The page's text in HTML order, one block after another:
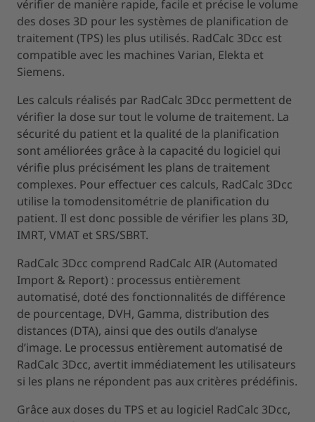
vérifier de manière rapide, facile et précise le volume
des doses 3D pour les systèmes de planification de
traitement (TPS) les plus utilisés. RadCalc 3Dcc est
compatible avec les machines Varian, Elekta et
Siemens.
Les calculs réalisés par RadCalc 3Dcc permettent de
vérifier la dose sur tout le volume de traitement. La
sécurité du patient et la qualité de la planification
sont améliorées grâce à la capacité du logiciel qui
vérifie plus précisément les plans de traitement
complexes. Pour effectuer ces calculs, RadCalc 3Dcc
utilise la tomodensitométrie de planification du
patient. Il est donc possible de vérifier les plans 3D,
IMRT, VMAT et SRS/SBRT.
RadCalc 3Dcc comprend RadCalc AIR (Automated
Import & Report) : processus entièrement
automatisé, doté des fonctionnalités de différence
de pourcentage, DVH, Gamma, distribution des
distances (DTA), ainsi que des outils d’analyse
d’image. Le processus entièrement automatisé de
RadCalc 3Dcc, avertit immédiatement les utilisateurs
si les plans ne répondent pas aux critères prédéfinis.
Grâce aux doses du TPS et au logiciel RadCalc 3Dcc,